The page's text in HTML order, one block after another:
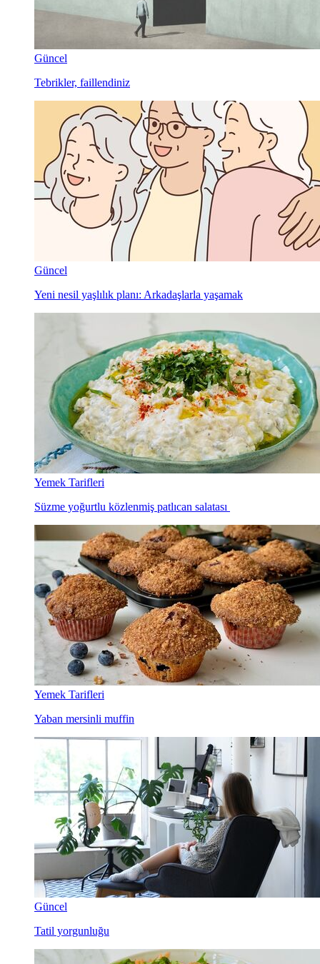
Güncel
Tebrikler, faillendiniz
Güncel
Yeni nesil yaşlılık planı: Arkadaşlarla yaşamak
Yemek Tarifleri
Süzme yoğurtlu közlenmiş patlıcan salatası
Yemek Tarifleri
Yaban mersinli muffin
Güncel
Tatil yorgunluğu